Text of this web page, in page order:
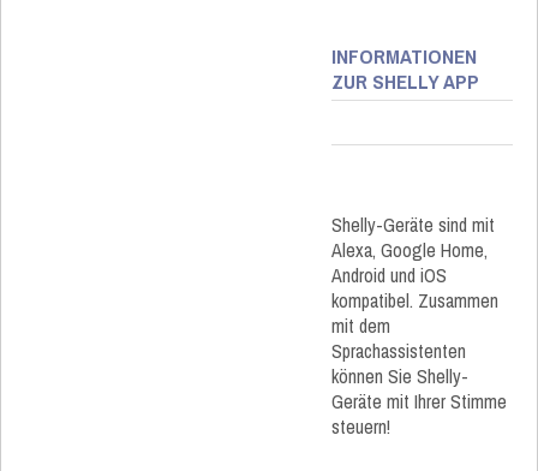
INFORMATIONEN
ZUR SHELLY APP
Shelly-Geräte sind mit
Alexa, Google Home,
Android und iOS
kompatibel. Zusammen
mit dem
Sprachassistenten
können Sie Shelly-
Geräte mit Ihrer Stimme
steuern!